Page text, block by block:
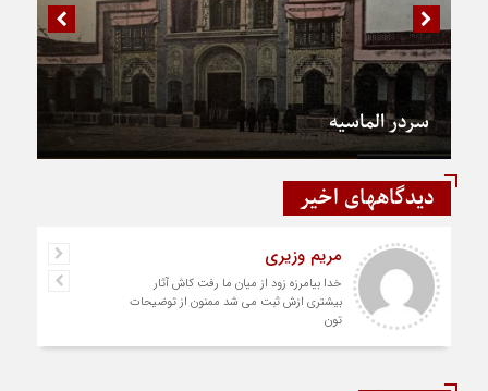
سردر الماسیه
دیدگاههای اخیر
مریم وزیری
خدا بیامرزه زود از میان ما رفت کاش آثار
بیشتری ازش ثبت می شد ممنون از توضیحات
تون